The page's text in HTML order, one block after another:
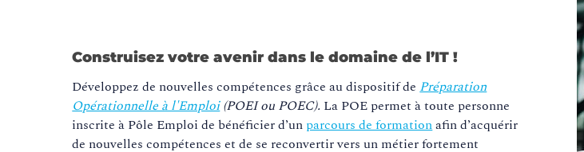
Construisez votre avenir dans le domaine de l’IT !
Développez de nouvelles compétences grâce au dispositif de Préparation
Opérationnelle à l'Emploi(POEI ou POEC). La POE permet à toute personne
inscrite à Pôle Emploi de bénéficier d’un parcours de formationafin d’acquérir
de nouvelles compétences et de se reconvertir vers un métier fortement